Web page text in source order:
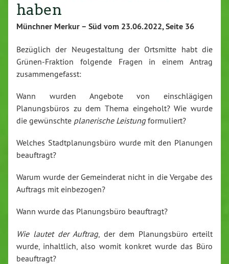
haben
Münchner Merkur – Süd vom 23.06.2022, Seite 36
Bezüglich der Neugestaltung der Ortsmitte habt die
Grünen-Fraktion folgende Fragen in einem Antrag
zusammengefasst:
Wann wurden Angebote von einschlägigen
Planungsbüros zu dem Thema eingeholt? Wie wurde
die gewünschte planerische Leistungformuliert?
Welches Stadtplanungsbüro wurde mit den Planungen
beauftragt?
Warum wurde der Gemeinderat nicht in die Vergabe des
Auftrags mit einbezogen?
Wann wurde das Planungsbüro beauftragt?
Wie lautet der Auftrag, der dem Planungsbüro erteilt
wurde, inhaltlich, also womit konkret wurde das Büro
beauftragt?